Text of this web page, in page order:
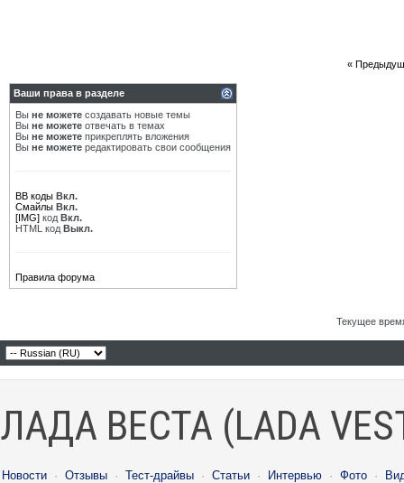
«
Ваши права в разделе
Вы не можете создавать новые темы
Вы не можете отвечать в темах
Вы не можете прикреплять вложения
Вы не можете редактировать свои сообщения
BB коды Вкл.
Смайлы Вкл.
[IMG] код Вкл.
HTML код Выкл.
Правила форума
Текущее
ЛАДА ВЕСТА (LADA
Новости · Отзывы · Тест-драйвы · Статьи · Интервью · Фото ·